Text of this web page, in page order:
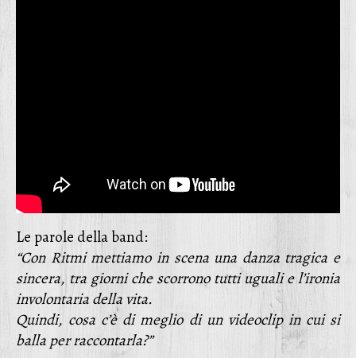
Le parole della band:
“Con Ritmi mettiamo in scena una danza tragica e
sincera, tra giorni che scorrono tutti uguali e l’ironia
involontaria della vita.
Quindi, cosa c’è di meglio di un videoclip in cui si
balla per raccontarla?”